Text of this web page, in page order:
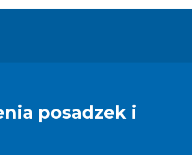
posadzek i